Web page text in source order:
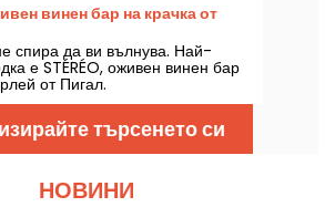
винен бар на крачка от
спира да ви вълнува. Най-
е STÉRÉO, оживен винен бар
от Пигал.
търсенето си
НОВИНИ